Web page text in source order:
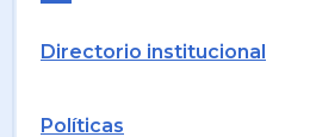
Directorio institucional
Políticas